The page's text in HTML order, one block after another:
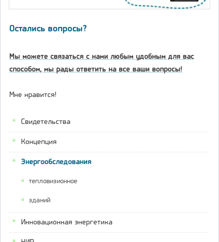
Свидетельства
Концепция
Энергообследования
тепловизионное
зданий
Инновационная энергетика
Остались вопросы?
Мы можете связаться с нами любым удобным для вас
способом, мы рады ответить на все ваши вопросы!
Мне нравится!